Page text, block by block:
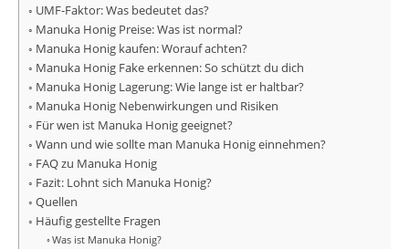
UMF-Faktor: Was bedeutet das?
Manuka Honig Preise: Was ist normal?
Manuka Honig kaufen: Worauf achten?
Manuka Honig Fake erkennen: So schützt du dich
Manuka Honig Lagerung: Wie lange ist er haltbar?
Manuka Honig Nebenwirkungen und Risiken
Für wen ist Manuka Honig geeignet?
Wann und wie sollte man Manuka Honig einnehmen?
FAQ zu Manuka Honig
Fazit: Lohnt sich Manuka Honig?
Quellen
Häufig gestellte Fragen
Was ist Manuka Honig?